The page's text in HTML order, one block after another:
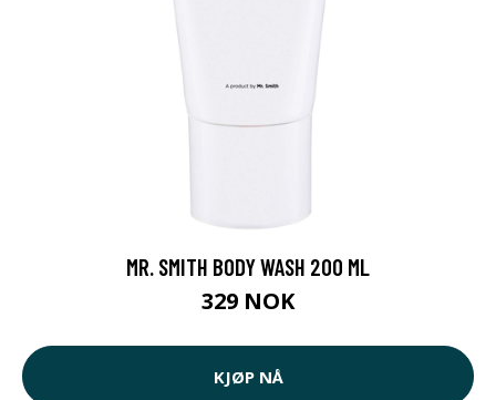
MR. SMITH BODY WASH 200 ML
329 NOK
KJØP NÅ